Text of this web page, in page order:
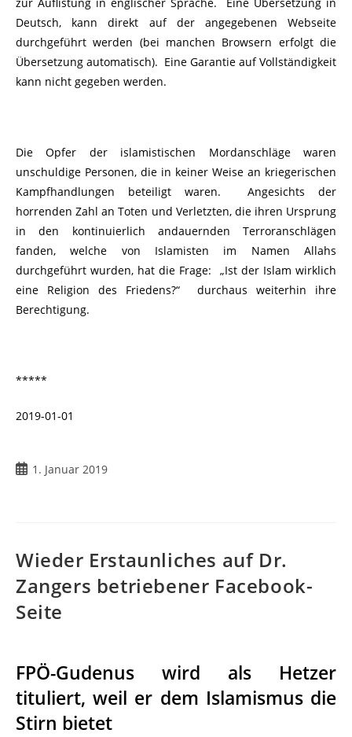
Deutsch, kann direkt auf der angegebenen Webseite
durchgeführt werden (bei manchen Browsern erfolgt die
Übersetzung automatisch). Eine Garantie auf Vollständigkeit
kann nicht gegeben werden.
Die Opfer der islamistischen Mordanschläge waren
unschuldige Personen, die in keiner Weise an kriegerischen
Kampfhandlungen beteiligt waren. Angesichts der
horrenden Zahl an Toten und Verletzten, die ihren Ursprung
in den kontinuierlich andauernden Terroranschlägen
fanden, welche von Islamisten im Namen Allahs
durchgeführt wurden, hat die Frage: „Ist der Islam wirklich
eine Religion des Friedens?“ durchaus weiterhin ihre
Berechtigung.
*****
2019-01-01
1. Januar 2019
Wieder Erstaunliches auf Dr.
Zangers betriebener Facebook-
Seite
FPÖ-Gudenus wird als Hetzer
tituliert, weil er dem Islamismus die
Stirn bietet